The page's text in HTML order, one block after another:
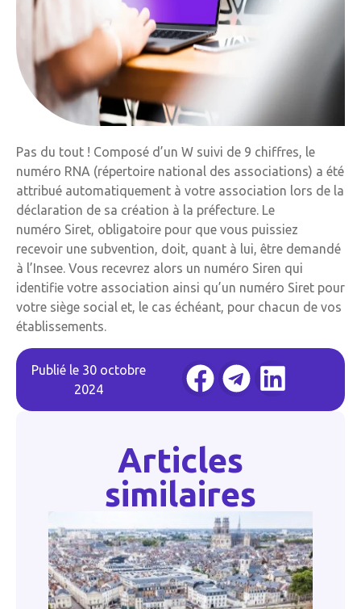
Pas du tout ! Composé d’un W suivi de 9 chiffres, le
numéro RNA (répertoire national des associations) a été
attribué automatiquement à votre association lors de la
déclaration de sa création à la préfecture. Le
numéro Siret, obligatoire pour que vous puissiez
recevoir une subvention, doit, quant à lui, être demandé
à l’Insee. Vous recevrez alors un numéro Siren qui
identifie votre association ainsi qu’un numéro Siret pour
votre siège social et, le cas échéant, pour chacun de vos
établissements.
Publié le 30 octobre
2024
Articles
similaires